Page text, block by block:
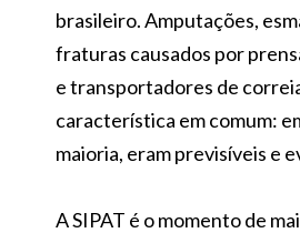
brasileiro. Amputações,
fraturas causados por
e transportadores de
característica em comum:
maioria, eram previsíveis e
A SIPAT é o momento de